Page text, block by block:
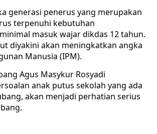
generasi penerus yang merupakan
terpenuhi kebutuhan
masuk wajar dikdas 12 tahun.
diyakini akan meningkatkan angka
Manusia (IPM).
Agus Masykur Rosyadi
anak putus sekolah yang ada
akan menjadi perhatian serius